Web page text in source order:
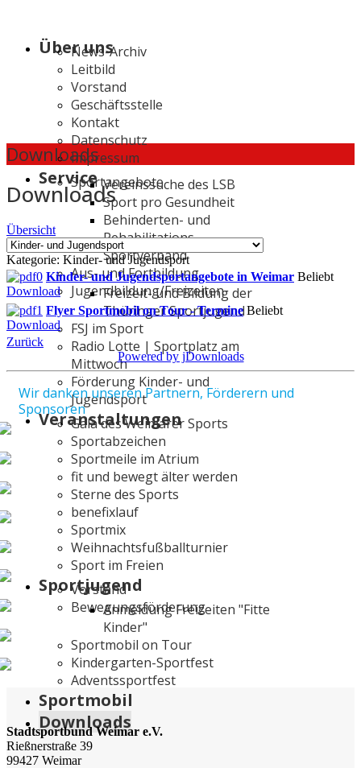
Über uns
News-Archiv
Leitbild
Vorstand
Geschäftsstelle
Kontakt
Datenschutz
Impressum
ServiceSportangebote
Vereinssuche des LSB
Sport pro Gesundheit
Behinderten- und
Rehabilitations-
Sportverband
Aus- und Fortbildung
Jugendbildung/Freizeiten
Freizeit- und Bildung der
Thüringer Sportjugend
FSJ im Sport
Radio Lotte | Sportplatz am
Mittwoch
Förderung Kinder- und
Jugendsport
Veranstaltungen
Gala des Weimarer Sports
Sportabzeichen
Sportmeile im Atrium
fit und bewegt älter werden
Sterne des Sports
benefixlauf
Sportmix
Weihnachtsfußballturnier
Sport im Freien
Sportjugend
Vorstand
Bewegungsförderung
Anmeldung Freizeiten "Fitte
Kinder"
Sportmobil on Tour
Kindergarten-Sportfest
Adventssportfest
Sportmobil
Downloads
Downloads
Downloads
Übersicht
Kategorie: Kinder- und Jugendsport
Kinder- und Jugendsportangebote in Weimar Beliebt
Download
Flyer Sportmobil on Tour - Termine Beliebt
Download
Zurück
Powered by jDownloads
Wir danken unseren Partnern, Förderern und
Sponsoren
Stadtsportbund Weimar e.V.
Rießnerstraße 39
99427 Weimar